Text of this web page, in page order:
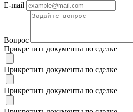
E-mail
Вопрос
Прикрепить документы по сделке
Прикрепить документы по сделке
Прикрепить документы по сделке